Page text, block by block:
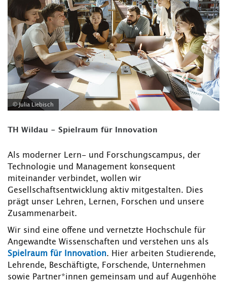
© Julia Liebisch
TH Wildau - Spielraum für Innovation
Als moderner Lern- und Forschungscampus, der
Technologie und Management konsequent
miteinander verbindet, wollen wir
Gesellschaftsentwicklung aktiv mitgestalten. Dies
prägt unser Lehren, Lernen, Forschen und unsere
Zusammenarbeit.
Wir sind eine offene und vernetzte Hochschule für
Angewandte Wissenschaften und verstehen uns als
Spielraum für Innovation. Hier arbeiten Studierende,
Lehrende, Beschäftigte, Forschende, Unternehmen
sowie Partner*innen gemeinsam und auf Augenhöhe